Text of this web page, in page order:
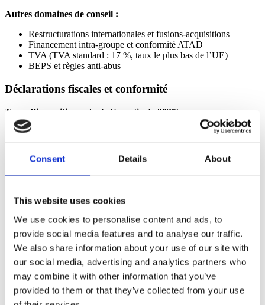
Consent Details About
This website uses cookies
We use cookies to personalise content and ads, to
provide social media features and to analyse our traffic.
We also share information about your use of our site with
our social media, advertising and analytics partners who
may combine it with other information that you’ve
provided to them or that they’ve collected from your use
Autres domaines de conseil :
Restructurations internationales et fusions-acquisitions
Financement intra-groupe et conformité ATAD
TVA (TVA standard : 17 %, taux le plus bas de l’UE)
BEPS et règles anti-abus
Déclarations fiscales et conformité
Taux d’imposition actuels (à partir de 2025) :
Impôt sur le revenu des sociétés (IRS) : 16 % (réduit de 17 %)
Luxembourg-Ville
Taux d’imposition total effectif : environ 23,87 % (y compris
l’impôt de solidarité)
millions d’euros), avec exonérations pour les participations
qualiﬁantes
Holding de PI et structures de licence
Exonération de 80 % sur les revenus de PI qualiﬁés
Structuration des accords de licence
Optimisation des portefeuilles de PI
Nous vous conseillons sur les cas entrants et sortants. Markus